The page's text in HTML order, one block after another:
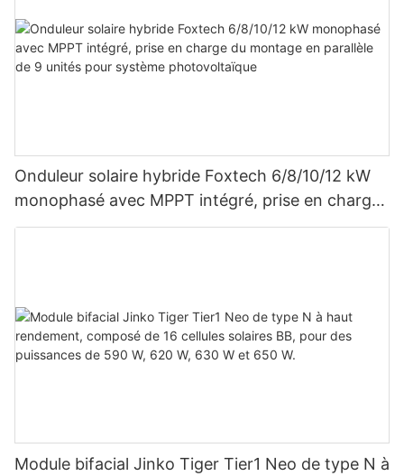
Onduleur solaire hybride Foxtech 6/8/10/12 kW
monophasé avec MPPT intégré, prise en charge
du montage en parallèle de 9 unités pour
Module bifacial Jinko Tiger Tier1 Neo de type N à